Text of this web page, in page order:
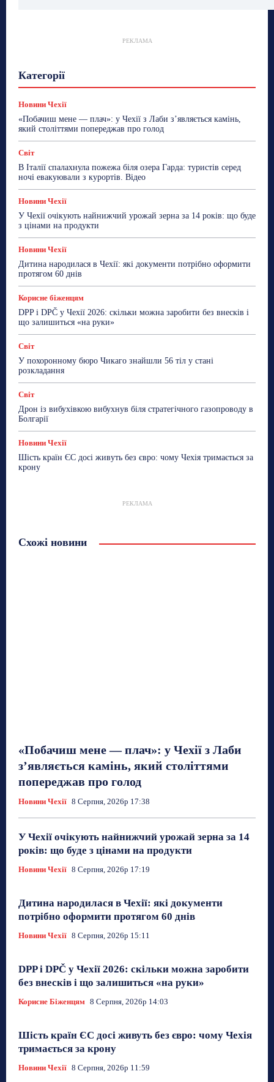
РЕКЛАМА
Категорії
Новини Чехії
Сад та город
ТехноМанія
Топ-новини Фоторепортаж
Новини Чехії
«Побачиш мене — плач»: у Чехії з Лаби з’являється камінь,
який століттями попереджав про голод
Світ
В Італії спалахнула пожежа біля озера Гарда: туристів серед
ночі евакуювали з курортів. Відео
Новини Чехії
У Чехії очікують найнижчий урожай зерна за 14 років: що буде
з цінами на продукти
Новини Чехії
Дитина народилася в Чехії: які документи потрібно оформити
протягом 60 днів
Корисне біженцям
DPP і DPČ у Чехії 2026: скільки можна заробити без внесків і
що залишиться «на руки»
Світ
У похоронному бюро Чикаго знайшли 56 тіл у стані
розкладання
Світ
Дрон із вибухівкою вибухнув біля стратегічного газопроводу в
Болгарії
Новини Чехії
Шість країн ЄС досі живуть без євро: чому Чехія тримається за
крону
РЕКЛАМА
Схожі новини
«Побачиш мене — плач»: у Чехії з Лаби
з’являється камінь, який століттями
попереджав про голод
Новини Чехії 8 Серпня, 2026р 17:38
У Чехії очікують найнижчий урожай зерна за 14
років: що буде з цінами на продукти
Новини Чехії 8 Серпня, 2026р 17:19
Дитина народилася в Чехії: які документи
потрібно оформити протягом 60 днів
Новини Чехії 8 Серпня, 2026р 15:11
DPP і DPČ у Чехії 2026: скільки можна заробити
без внесків і що залишиться «на руки»
Корисне Біженцям 8 Серпня, 2026р 14:03
Шість країн ЄС досі живуть без євро: чому Чехія
тримається за крону
Новини Чехії 8 Серпня, 2026р 11:59